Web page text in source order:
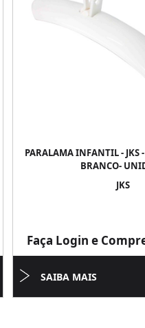
PARALAMA INFANTIL - JKS
BRANCO-
JKS
Faça Login e
SAIBA MAIS